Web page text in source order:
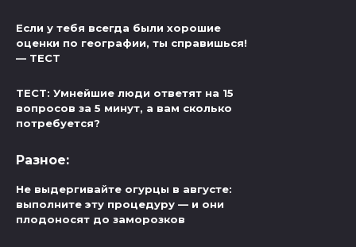
Если у тебя всегда были хорошие
оценки по географии, ты справишься!
— ТЕСТ
ТЕСТ: Умнейшие люди ответят на 15
вопросов за 5 минут, а вам сколько
потребуется?
Разное:
Не выдергивайте огурцы в августе:
выполните эту процедуру — и они
плодоносят до заморозков